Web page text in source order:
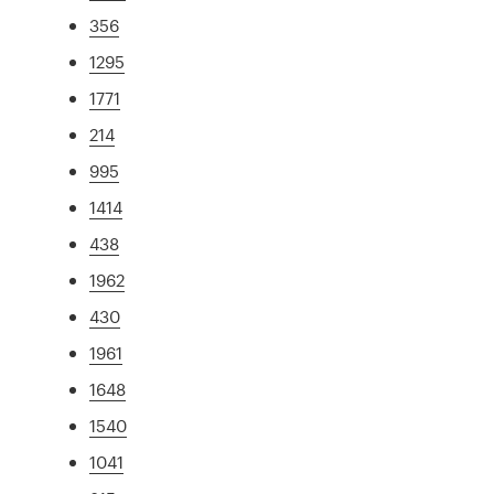
356
1295
1771
214
995
1414
438
1962
430
1961
1648
1540
1041